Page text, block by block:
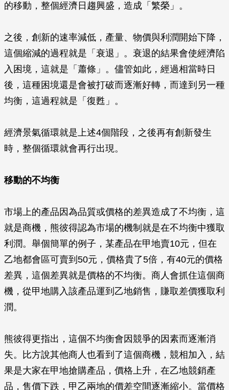
的移動，整個經濟日趨興盛，造成「繁榮」。
之後，創新的速率減低，產量、物價與利潤開始下降，
這個縮減的過程就是「衰退」。衰退的結果會使經濟陷
入困境，這就是「蕭條」。儘管如此，經過相當時日
後，這種困境還是會被打破而逐漸好轉，而達到另一種
均衡，這過程就是「復甦」。
經濟景氣循環就是上述4個階段，之後再有創新發生
時，整個循環就會再行出現。
移動的不均衡
市場上的產品因為品質或價格的差異造成了不均衡，這
就是商機，熊彼得認為市場的機制就是在不均衡中獲取
利潤。舉個簡單的例子，某產品在甲地賣10元，但在
乙地都會區可賣到50元，價格貴了5倍，有40元的價格
差異，這個差異就是價格的不均衡。商人會抓住這個商
機，從甲地購入該產品運到乙地銷售，賺取差價獲取利
潤。
熊彼得更指出，這個不均衡會因競爭的因素而逐漸消
失。比方說其他商人也看到了這個商機，競相加入，結
果是大家在甲地搶購產品，價格上升，在乙地競銷產
品，售價下跌，甲乙兩地的價差空間逐漸縮小。當價格